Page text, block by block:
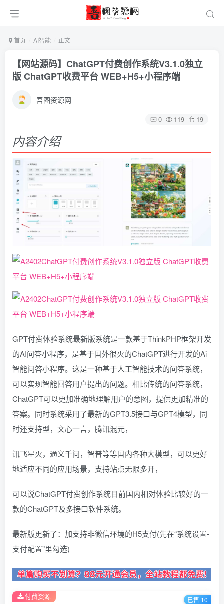
首页 AI智能 正文
【网站源码】ChatGPT付费创作系统V3.1.0独立
版 ChatGPT收费平台 WEB+H5+小程序端
吾图资源网
0 119 19
内容介绍
GPT付费体验系统最新版系统是一款基于ThinkPHP框架开发
的AI问答小程序，是基于国外很火的ChatGPT进行开发的Ai
智能问答小程序。这是一种基于人工智能技术的问答系统，
可以实现智能回答用户提出的问题。相比传统的问答系统，
ChatGPT可以更加准确地理解用户的意图，提供更加精准的
答案。同时系统采用了最新的GPT3.5接口与GPT4模型，同
时还支持型，文心一言，腾讯混元，
讯飞星火，通义千问，智普等等国内各种大模型，可以更好
地适应不同的应用场景，支持站点无限多开，
可以说ChatGPT付费创作系统目前国内相对体验比较好的一
款的ChatGPT及多接口软件系统。
最新版更新了：加支持非微信环境的H5支付(先在“系统设置-
支付配置”里勾选)
付费资源 已售 10